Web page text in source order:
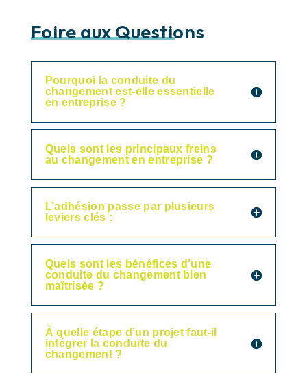
Foire aux Questions
Pourquoi la conduite du
changement est-elle essentielle
en entreprise ?
Quels sont les principaux freins
au changement en entreprise ?
L’adhésion passe par plusieurs
leviers clés :
Quels sont les bénéfices d’une
conduite du changement bien
maîtrisée ?
À quelle étape d’un projet faut-il
intégrer la conduite du
changement ?